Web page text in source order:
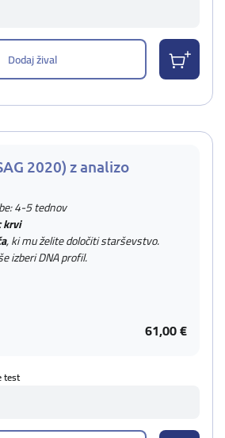
Dodaj žival
2020) z analizo
4-5 tednov
krvi
, ki mu želite določiti starševstvo.
izberi DNA profil.
61,00 €
test